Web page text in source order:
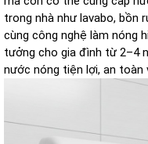
trong nhà như lavabo, bồn
cùng công nghệ làm nóng
tưởng cho gia đình từ 2–4
nước nóng tiện lợi, an toàn